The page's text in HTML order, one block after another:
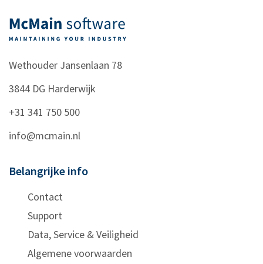
Wethouder Jansenlaan 78
3844 DG Harderwijk
+31 341 750 500
info@mcmain.nl
Belangrijke info
Contact
Support
Data, Service & Veiligheid
Algemene voorwaarden